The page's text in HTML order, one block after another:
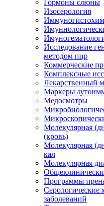
Гормоны слюны
Изосерология
Исследование
методом пцр
Коммерческие
Комплексные
Лекарственный
Маркеры
Медосмотры
Молекулярная
(кровь)
Молекулярная
кал
Молекулярная
Программы
заболеваний